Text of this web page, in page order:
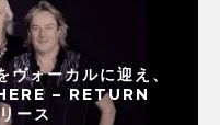
ォーカルに迎え、
– RETURN
ース